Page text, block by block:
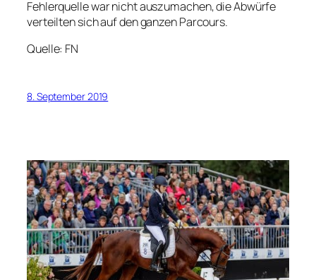
Fehlerquelle war nicht auszumachen, die Abwürfe
verteilten sich auf den ganzen Parcours.
Quelle: FN
8. September 2019